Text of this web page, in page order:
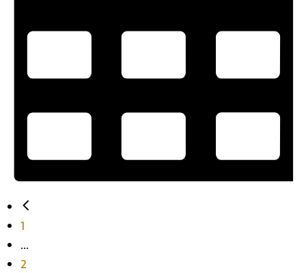
1
...
2